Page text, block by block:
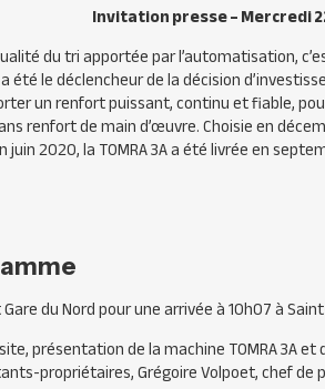
Invitation presse – Mercredi
du tri apportée par l’automatisation,
été le déclencheur de la décision
un renfort puissant, continu et fiable,
renfort de main d’œuvre. Choisie en
juin 2020, la TOMRA 3A a été livrée en
du Nord pour une arrivée à 10h07 à
présentation de la machine TOMRA 3A
propriétaires, Grégoire Volpoet, chef de